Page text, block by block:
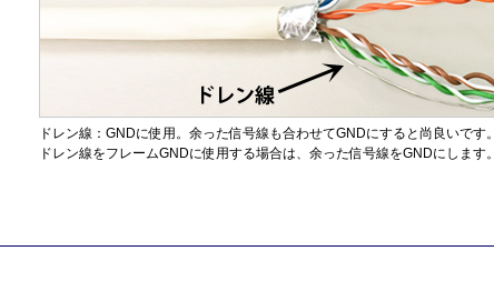
ドレン線：GNDに使用。余った信号線も合わせてGNDにすると尚良いです。
ドレン線をフレームGNDに使用する場合は、余った信号線をGNDにします。